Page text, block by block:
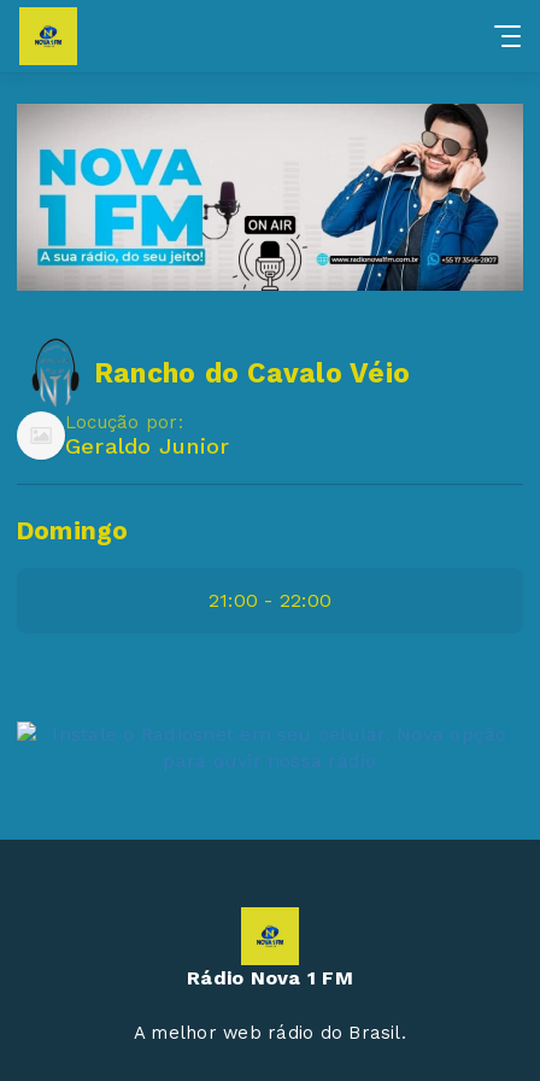
Rancho do Cavalo Véio
Locução por:
Geraldo Junior
Domingo
21:00 - 22:00
Rádio Nova 1 FM
A melhor web rádio do Brasil.